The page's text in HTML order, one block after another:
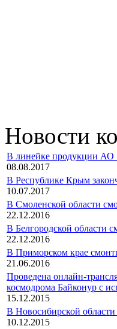
Новости
В линейке продукции АО
08.08.2017
В Республике Крым
10.07.2017
В Смоленской области
22.12.2016
В Белгородской области
22.12.2016
В Приморском крае
21.06.2016
Проведена онлайн-
космодрома Байконур с
15.12.2015
В Новосибирской области
10.12.2015